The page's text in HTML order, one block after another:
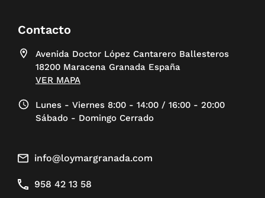
Contacto
Avenida Doctor López Cantarero Ballesteros
18200 Maracena Granada España
VER MAPA
Lunes - Viernes 8:00 - 14:00 / 16:00 - 20:00
Sábado - Domingo Cerrado
info@loymargranada.com
958 42 13 58